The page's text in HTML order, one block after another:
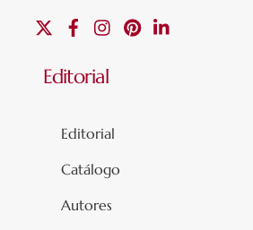
FacebookInstagramPinterest
Editorial
Editorial
Catálogo
Autores